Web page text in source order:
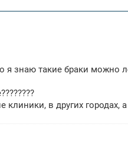
знаю такие браки можно
в других городах,